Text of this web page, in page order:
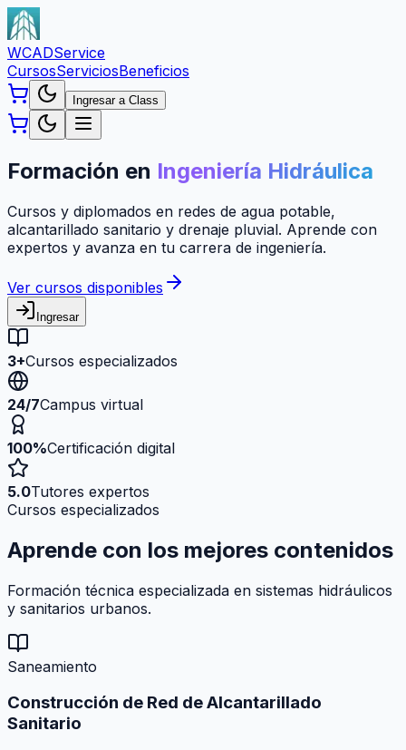
WCADService
CursosServiciosBeneficios
Ingresar a Class
Formación en Ingeniería Hidráulica
Cursos y diplomados en redes de agua potable,
alcantarillado sanitario y drenaje pluvial. Aprende con
expertos y avanza en tu carrera de ingeniería.
Ver cursos disponibles
Ingresar
3+Cursos especializados
24/7Campus virtual
100%Certificación digital
5.0Tutores expertos
Cursos especializados
Aprende con los mejores contenidos
Formación técnica especializada en sistemas hidráulicos
y sanitarios urbanos.
Saneamiento
Construcción de Red de Alcantarillado
Sanitario